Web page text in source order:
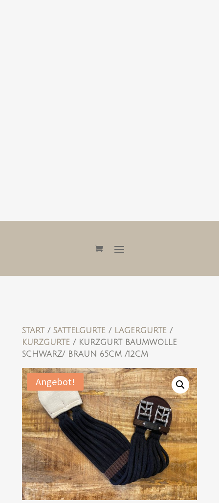
START/ SATTELGURTE/ LAGERGURTE/
KURZGURTE/ KURZGURT BAUMWOLLE
SCHWARZ/ BRAUN 65CM /12CM
Angebot!